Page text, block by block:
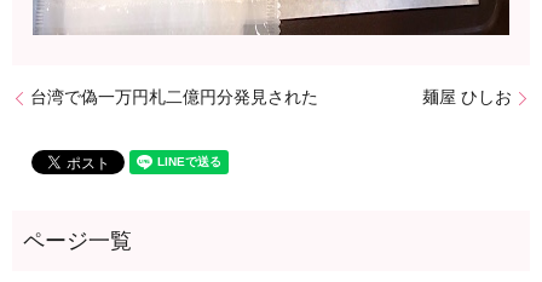
台湾で偽一万円札二億円分発見された 麺屋 ひしお